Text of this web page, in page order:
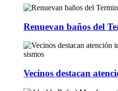
Renuevan baños del
Vecinos destacan